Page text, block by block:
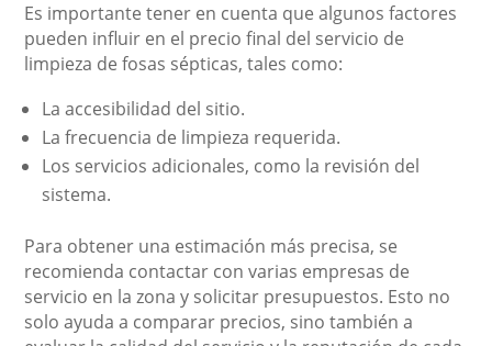
Es importante tener en cuenta que algunos factores
pueden influir en el precio final del servicio de
limpieza de fosas sépticas, tales como:
La accesibilidad del sitio.
La frecuencia de limpieza requerida.
Los servicios adicionales, como la revisión del
sistema.
Para obtener una estimación más precisa, se
recomienda contactar con varias empresas de
servicio en la zona y solicitar presupuestos. Esto no
solo ayuda a comparar precios, sino también a